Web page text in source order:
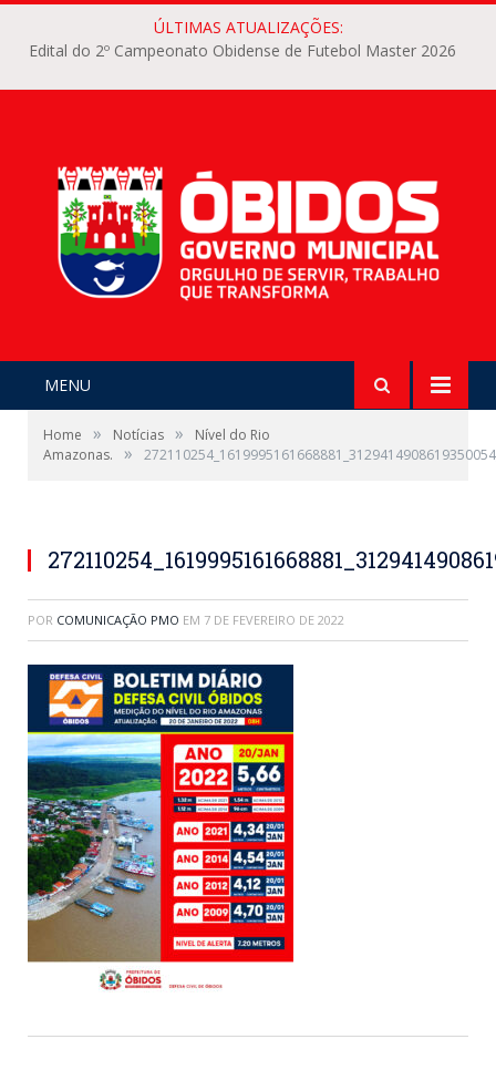
ÚLTIMAS ATUALIZAÇÕES:
Edital do 2º Campeonato Obidense de Futebol Master 2026
MENU
Home » Notícias »
Nível do Rio
Amazonas.
»
POR COMUNICAÇÃO PMO EM 7 DE FEVEREIRO DE 2022